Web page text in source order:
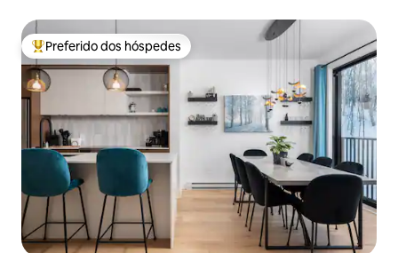
Entre os melhores preferidos dos hóspedes
Preferido dos hóspedes